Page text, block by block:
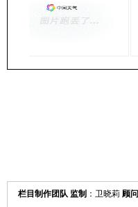
栏目制作团队 监制 ：卫晓莉 顾问